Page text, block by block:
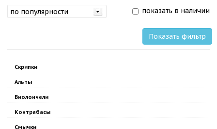
показать в наличии
Показать фильтр
Скрипки
Альты
Виолончели
Контрабасы
Смычки